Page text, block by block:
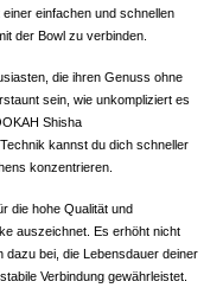
einfachen und schnellen
der Bowl zu verbinden.
die ihren Genuss ohne
sein, wie unkompliziert es
Shisha
kannst du dich schneller
konzentrieren.
die hohe Qualität und
auszeichnet. Es erhöht nicht
bei, die Lebensdauer deiner
Verbindung gewährleistet.